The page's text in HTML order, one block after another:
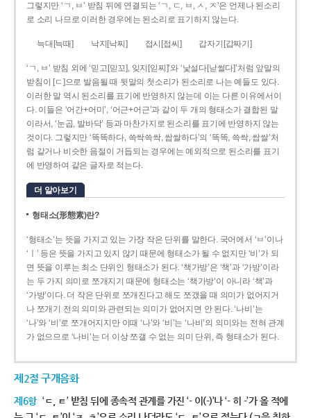
그렇지만 ‘ㄱ, ㅂ’ 받침 뒤에 연결되는 ‘ㄱ, ㄷ, ㅂ, ㅅ, ㅈ’은 언제나 된소리
로 소리 나므로 이러한 경우에는 된소리로 표기하지 않는다.
늑대[늑때] 낙지[낙찌] 접시[접씨] 갑자기[갑짜기]
‘ㄱ, ㅂ’ 받침 외에 ‘믿고[믿꼬], 잊지[읻찌]’와 ‘낯설다[낟썰다]’처럼 앞말의
받침이 [ㄷ]으로 발음될 때 뒷말의 첫소리가 된소리로 나는 예들도 있다.
이러한 말 역시 된소리를 표기에 반영하지 않는데 이는 다른 이유에서이
다. 이들은 ‘어간+어미’, ‘어근+어근’과 같이 두 개의 형태소가 결합된 말
이라서, ‘눈곱, 발바닥’ 등과 마찬가지로 된소리를 표기에 반영하지 않는
것이다. 그렇지만 ‘똑똑하다, 쓱싹쓱싹, 쌉쌀하다’의 ‘똑똑, 쓱싹, 쌉쌀’처
럼 같거나 비슷한 음절이 거듭되는 경우에는 예외적으로 된소리를 표기
에 반영하여 같은 글자로 적는다.
더 알아보기
형태소(形態素)란?
‘형태소’는 뜻을 가지고 있는 가장 작은 단위를 말한다. 국어에서 ‘ㅂ’이나
‘ㅣ’ 등은 뜻을 가지고 있지 않기 때문에 형태소가 될 수 없지만 ‘비’가 되
면 뜻을 이루는 최소 단위인 형태소가 된다. ‘책가방’은 ‘책’과 ‘가방’이라
는 두 가지 의미로 쪼개지기 때문에 형태소는 ‘책가방’이 아니라 ‘책’과
‘가방’이다. 더 작은 단위로 쪼개진다고 해도 쪼갰을 때 의미가 없어지거
나 쪼개기 전의 의미와 관련되는 의미가 없어지면 안 된다. ‘나비’는
‘나’와 ‘비’로 쪼개어지지만 이때 ‘나’와 ‘비’는 ‘나비’의 의미와는 전혀 관계
가 없으므로 ‘나비’는 더 이상 쪼갤 수 없는 의미 단위, 즉 형태소가 된다.
제2절 구개음화
제6항 ‘ㄷ, ㅌ’ 받침 뒤에 종속적 관계를 가진 ‘- 이(-)’나 ‘- 히 -’가 올 적에